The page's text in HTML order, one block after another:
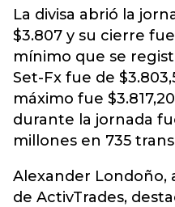
La divisa abrió la
$3.807 y su cierre
mínimo que se
Set-Fx fue de
máximo fue
durante la jornada
millones en 735
Alexander Londoño,
de ActivTrades,